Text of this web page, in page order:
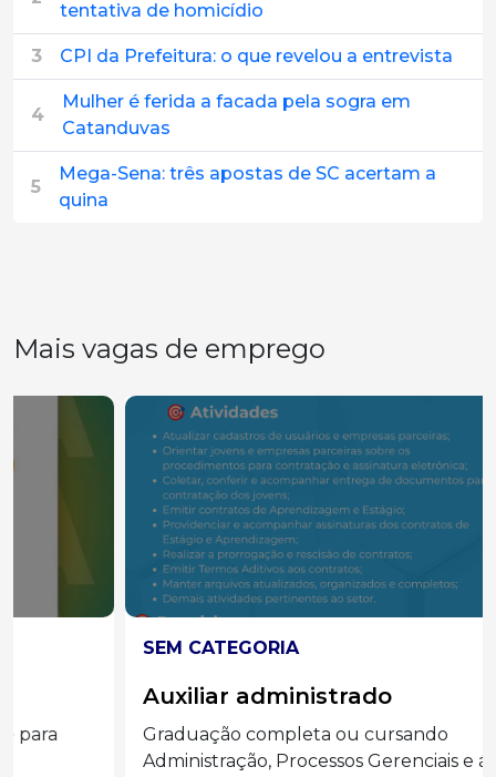
tentativa de homicídio
3 CPI da Prefeitura: o que revelou a entrevista
4
Mulher é ferida a facada pela sogra em
Catanduvas
5
Mega-Sena: três apostas de SC acertam a
quina
Mais vagas de emprego
SEM CATEGORIA
Auxiliar administrado
Graduação completa ou cursando
Administração, Processos Gerenciais e áreas...